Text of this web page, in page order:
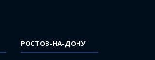
РОСТОВ-НА-ДОНУ